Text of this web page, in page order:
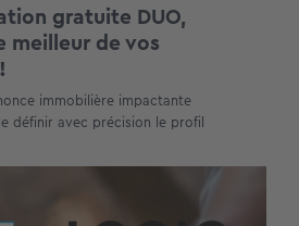
gratuite DUO,
meilleur de vos
immobilière impactante
définir avec précision le profil